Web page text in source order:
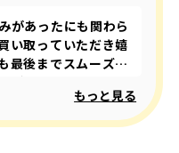
があったにも関わら
い取っていただき嬉
最後までスムーズ
があればまた利用し
もっと見る